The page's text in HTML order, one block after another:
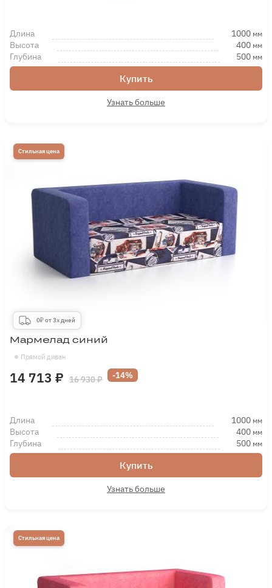
Длина 1000 мм
Высота 400 мм
Глубина 500 мм
Купить
Узнать больше
Стильная цена
0₽ от 3х дней
Прямой диван
Мармелад синий
14 713 ₽ 16 930 ₽ -14%
Длина 1000 мм
Высота 400 мм
Глубина 500 мм
Купить
Узнать больше
Стильная цена